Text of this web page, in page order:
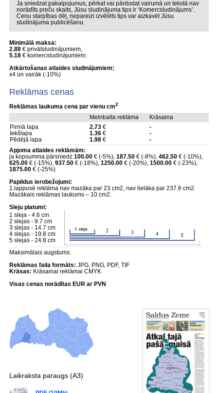
Ja sniedzat pakalpojumus, pērkat vai pārdodat vairumā un tekstā nav
norādīts preču skaits, Jūsu sludinājuma tips ir ‘Komercsludinājums’.
Cenu starpības dēļ, nepareizi izvēlēts tips var aizkavēt Jūsu
sludinājuma publicēšanu.
Minimālā maksa:
2.88€ privātsludinājumiem,
5.18€ komercsludinājumiem.
Atkārtošanas atlaides sludinājumiem:
x4 un vairāk (-10%)
Reklāmas cenas
Reklāmas laukuma cena par vienu cm2
Melnbalta reklāma
Krāsaina
Pirmā lapa
2.73€
-
Iekšlapa
1.36€
-
Pēdējā lapa
1.98€
-
Apjoma atlaides reklāmām:
ja kopsumma pārsniedz 100.00€ (-5%), 187.50€ (-8%), 462.50€ (-10%),
625.00€ (-15%), 937.50€ (-18%), 1250.00€ (-20%), 1500.00€ (-23%),
1875.00€ (-25%)
Papildus ierobežojumi:
1.lappusē reklāma nav mazāka par 23 cm2, nav lielāka par 237.6 cm2.
Mazākais reklāmas laukums – 10 cm2.
Sleju platumi:
1 sleja - 4.6 cm
2 slejas - 9.7 cm
3 slejas - 14.7 cm
4 slejas - 19.8 cm
5 slejas - 24.8 cm
Maksimālais augstums:
Reklāmas faila formāts: JPG, PNG, PDF, TIF
Krāsas: Krāsainai reklāmai CMYK
Visas cenas norādītas EUR ar PVN
Laikraksta paraugs (A3)